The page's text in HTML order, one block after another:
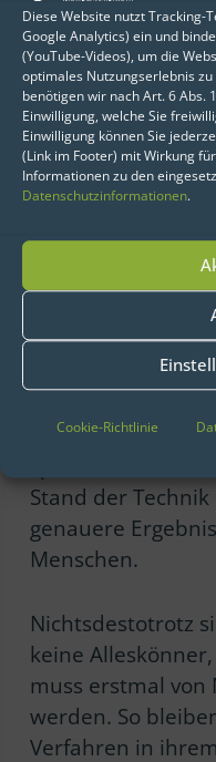
Diese Website nutzt Tracking-
Google Analytics) ein und
(YouTube-Videos), um die
optimales Nutzungserlebnis
benötigen wir nach Art. 6 Abs.
Einwilligung, welche Sie
Einwilligung können Sie
(Link im Footer) mit Wirkung
Informationen zu den
Datenschutzinformationen.
Cookie-Richtlinie
Sprachassistenz
künstlichen
schwer im Trend.
bereits in den
wurde, entstand
Learning erst vor
fehlende
um schnell und
Datenmengen zu
verknüpfen.
beispielsweise
des Netzwerks
Stand der
genauere
Menschen.
Nichtsdestotrotz
keine
muss erstmal von
werden. So
Verfahren in